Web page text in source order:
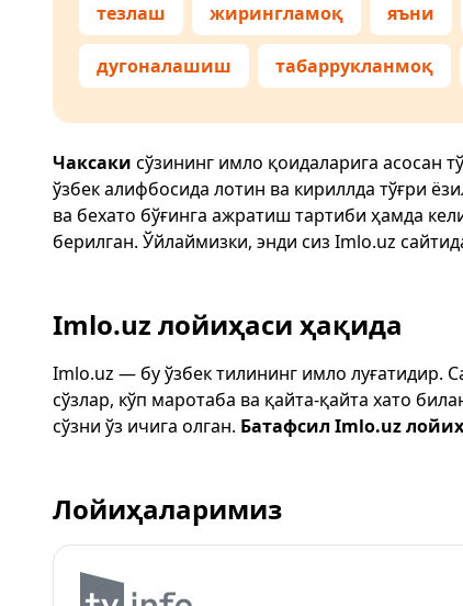
тезлаш жирингламоқ яъни
дугоналашиш табаррукланмоқ
Чаксаки сўзининг имло қоидаларига асосан
ўзбек алифбосида лотин ва кириллда тўғри
ва бехато бўғинга ажратиш тартиби ҳамда
берилган. Ўйлаймизки, энди сиз Imlo.uz
Imlo.uz лойиҳаси ҳақида
Imlo.uz — бу ўзбек тилининг имло луғатидир.
сўзлар, кўп маротаба ва қайта-қайта хато
сўзни ўз ичига олган. Батафсил Imlo.uz
Лойиҳаларимиз